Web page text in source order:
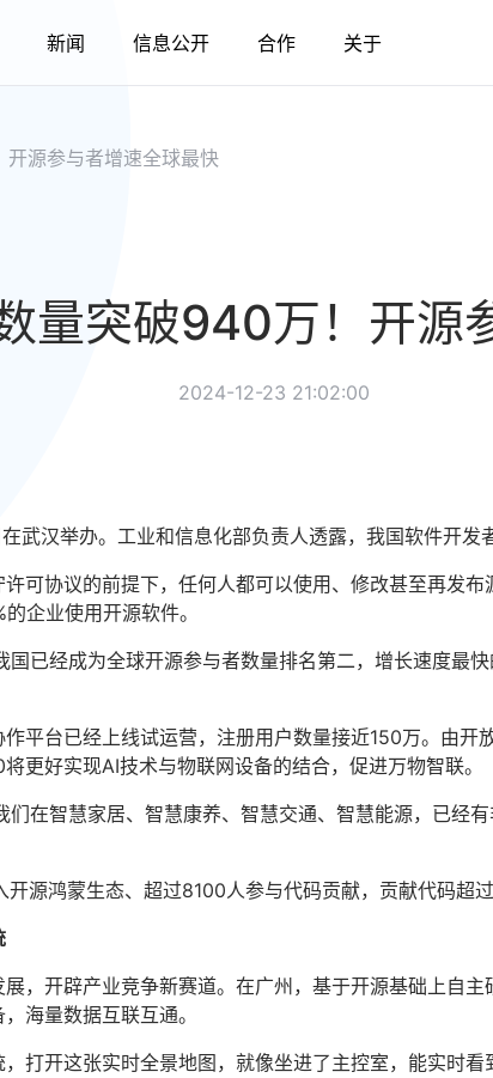
新闻 信息公开 合作 关于
源参与者增速全球最快
量突破940万！开源
2024-12-23 21:02:00
武汉举办。工业和信息化部负责人透露，我国软件开发
可协议的前提下，任何人都可以使用、修改甚至再发
企业使用开源软件。
国已经成为全球开源参与者数量排名第二，增长速度最
平台已经上线试运营，注册用户数量接近150万。由开
更好实现AI技术与物联网设备的结合，促进万物智联。
们在智慧家居、智慧康养、智慧交通、智慧能源，已经
源鸿蒙生态、超过8100人参与代码贡献，贡献代码超过
，开辟产业竞争新赛道。在广州，基于开源基础上自
海量数据互联互通。
打开这张实时全景地图，就像坐进了主控室，能实时